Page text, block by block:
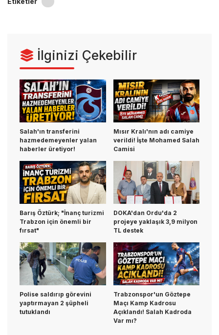
İlginizi Çekebilir
Salah'ın transferini
hazmedemeyenler yalan
haberler üretiyor!
Mısır Kralı'nın adı camiye
verildi! İşte Mohamed Salah
Camisi
Barış Öztürk; "İnanç turizmi
Trabzon için önemli bir
fırsat"
DOKA'dan Ordu'da 2
projeye yaklaşık 3,9 milyon
TL destek
Polise saldırıp görevini
yaptırmayan 2 şüpheli
tutuklandı
Trabzonspor'un Göztepe
Maçı Kamp Kadrosu
Açıklandı! Salah Kadroda
Var mı?